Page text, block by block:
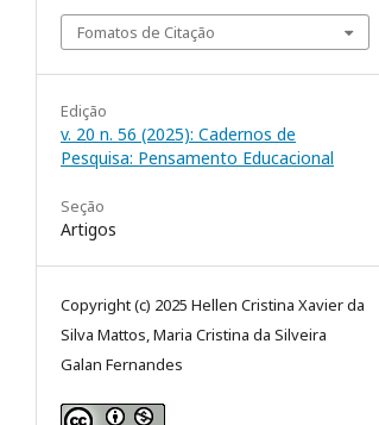
Fomatos de Citação
Edição
v. 20 n. 56 (2025): Cadernos de
Pesquisa: Pensamento Educacional
Seção
Artigos
Copyright (c) 2025 Hellen Cristina Xavier da
Silva Mattos, Maria Cristina da Silveira
Galan Fernandes